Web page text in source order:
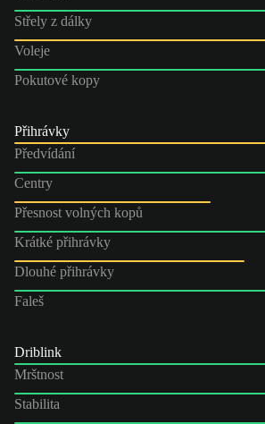
Střely z dálky
Voleje
Pokutové kopy
Přihrávky
Předvídání
Centry
Přesnost volných kopů
Krátké přihrávky
Dlouhé přihrávky
Faleš
Driblink
Mrštnost
Stabilita